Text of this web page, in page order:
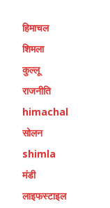
हिमाचल
शिमला
कुल्लू
राजनीति
himachal
सोलन
shimla
मंडी
लाइफस्टाइल